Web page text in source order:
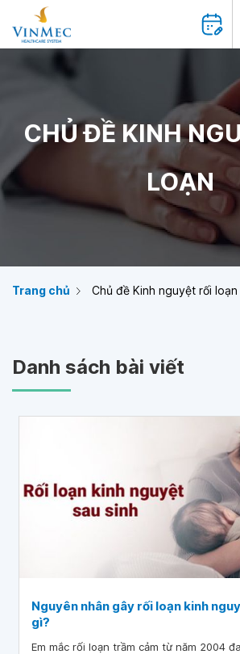
CHỦ ĐỀ KINH
LOẠN
Trang chủ Chủ đề Kinh nguyệt rối loạn
Danh sách bài viết
Nguyên nhân gây rối loạn kinh
gì?
Em mắc rối loạn trầm cảm từ năm 2004